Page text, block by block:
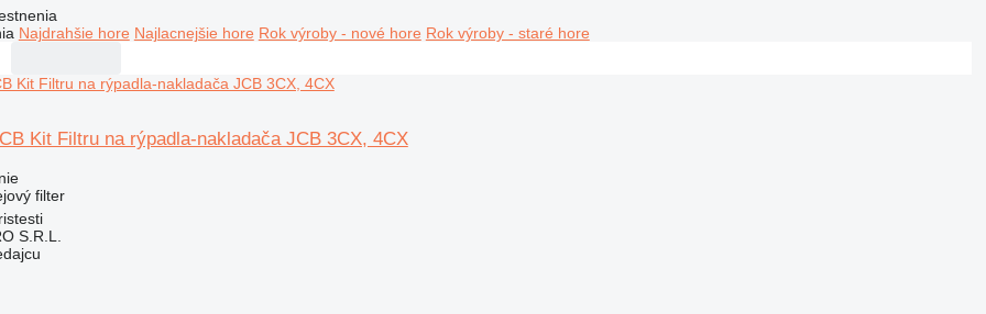
Najdrahšie hore Najlacnejšie hore Rok výroby - nové hore Rok výroby - staré hore
Kit Filtru na rýpadla-nakladača JCB 3CX, 4CX
filter
S.R.L.